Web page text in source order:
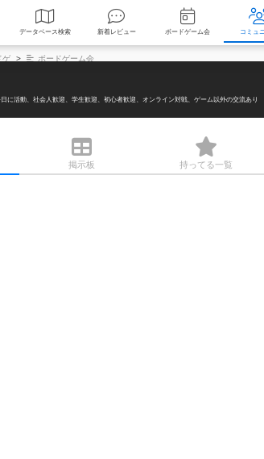
データベース 検索 新着レビュー ボードゲーム会
ゲ ボードゲーム会
に活動 社会人歓迎 学生歓迎 初心者歓迎 オンライン対戦 ゲーム以外の交流あり
掲示板 持ってる一覧